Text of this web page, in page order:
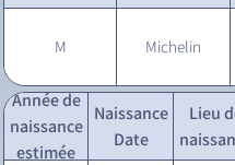
M Michelin
Année de
naissance
estimée
Naissance
Date
Lieu